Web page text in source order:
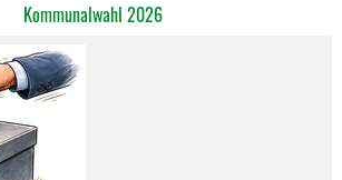
Kommunalwahl 2026